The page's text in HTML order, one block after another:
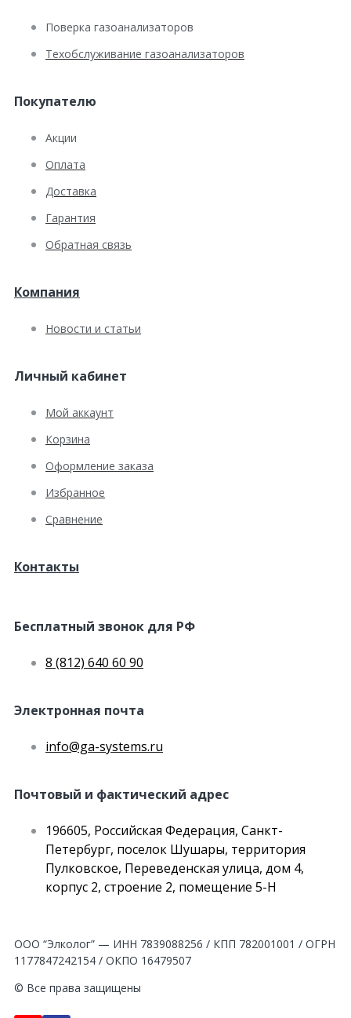
Поверка газоанализаторов
Техобслуживание газоанализаторов
Покупателю
Акции
Оплата
Доставка
Гарантия
Обратная связь
Компания
Новости и статьи
Личный кабинет
Мой аккаунт
Корзина
Оформление заказа
Избранное
Сравнение
Контакты
Бесплатный звонок для РФ
8 (812) 640 60 90
Электронная почта
info@ga-systems.ru
Почтовый и фактический адрес
196605, Российская Федерация, Санкт-
Петербург, поселок Шушары, территория
Пулковское, Переведенская улица, дом 4,
корпус 2, строение 2, помещение 5-Н
ООО “Элколог” — ИНН 7839088256 / КПП 782001001 / ОГРН
1177847242154 / ОКПО 16479507
© Все права защищены